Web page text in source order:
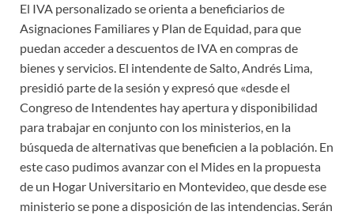
El IVA personalizado se orienta a beneficiarios de
Asignaciones Familiares y Plan de Equidad, para que
puedan acceder a descuentos de IVA en compras de
bienes y servicios. El intendente de Salto, Andrés Lima,
presidió parte de la sesión y expresó que «desde el
Congreso de Intendentes hay apertura y disponibilidad
para trabajar en conjunto con los ministerios, en la
búsqueda de alternativas que beneficien a la población. En
este caso pudimos avanzar con el Mides en la propuesta
de un Hogar Universitario en Montevideo, que desde ese
ministerio se pone a disposición de las intendencias. Serán